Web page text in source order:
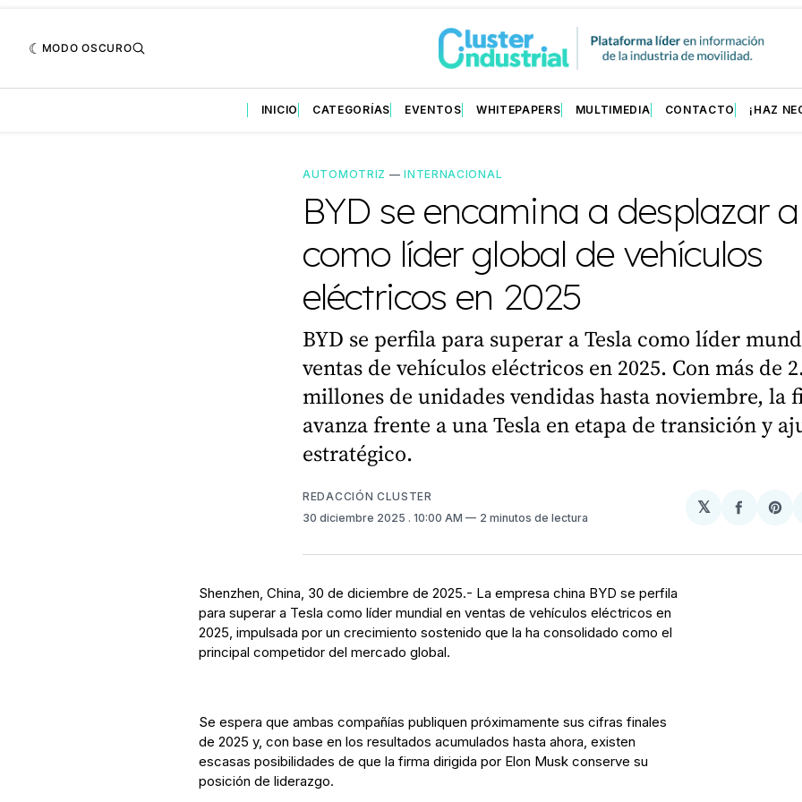
MODO OSCURO
INICIO CATEGORÍAS EVENTOS WHITEPAPERS MULTIMEDIA CONTACTO ¡HAZ
AUTOMOTRIZ —INTERNACIONAL
BYD se encamina a desplazar a
como líder global de vehículos
eléctricos en 2025
BYD se perfila para superar a Tesla como líder
ventas de vehículos eléctricos en 2025. Con más de
millones de unidades vendidas hasta noviembre, la
avanza frente a una Tesla en etapa de transición y
estratégico.
REDACCIÓN CLUSTER
30 diciembre 2025 . 10:00 AM 2 minutos de lectura
𝕏
Shenzhen, China, 30 de diciembre de 2025.- La empresa china BYD se perfila
para superar a Tesla como líder mundial en ventas de vehículos eléctricos en
2025, impulsada por un crecimiento sostenido que la ha consolidado como el
principal competidor del mercado global.
Se espera que ambas compañías publiquen próximamente sus cifras finales
de 2025 y, con base en los resultados acumulados hasta ahora, existen
escasas posibilidades de que la firma dirigida por Elon Musk conserve su
posición de liderazgo.